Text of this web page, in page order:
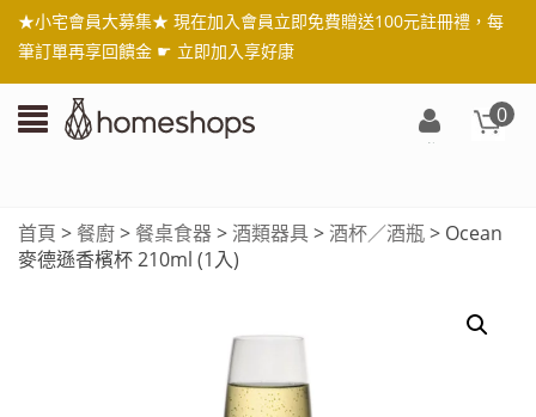
★小宅會員大募集★ 現在加入會員立即免費贈送100元註冊禮，每
筆訂單再享回饋金 ☛ 立即加入享好康
0
冊
首頁 > 餐廚> 餐桌食器> 酒類器具> 酒杯／酒瓶> Ocean
麥德遜香檳杯 210ml (1入)